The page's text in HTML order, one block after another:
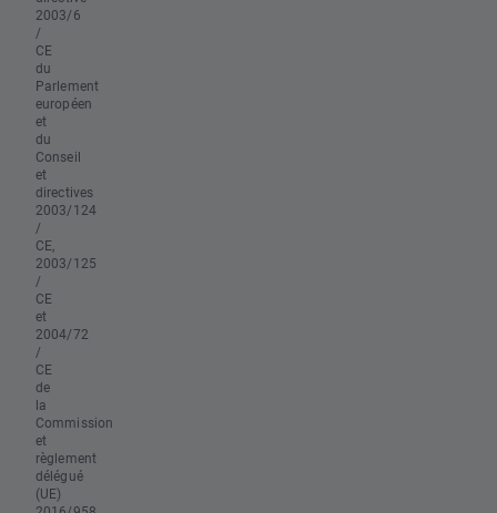
2003/6
/
CE
du
Parlement
européen
et
du
Conseil
et
directives
2003/124
/
CE,
2003/125
/
CE
et
2004/72
/
CE
de
la
Commission
et
règlement
délégué
(UE)